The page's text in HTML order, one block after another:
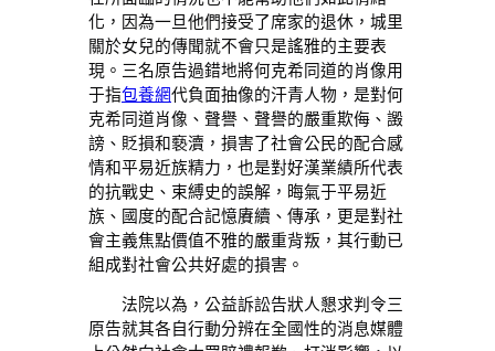
化，因為一旦他們接受了席家的退休，城里
關於女兒的傳聞就不會只是謠雅的主要表
現。三名原告過錯地將何克希同道的肖像用
于指包養網代負面抽像的汗青人物，是對何
克希同道肖像、聲譽、聲譽的嚴重欺侮、譭
謗、貶損和褻瀆，損害了社會公民的配合感
情和平易近族精力，也是對好漢業績所代表
的抗戰史、束縛史的誤解，晦氣于平易近
族、國度的配合記憶賡續、傳承，更是對社
會主義焦點價值不雅的嚴重背叛，其行動已
組成對社會公共好處的損害。
法院以為，公益訴訟告狀人懇求判令三
原告就其各自行動分辨在全國性的消息媒體